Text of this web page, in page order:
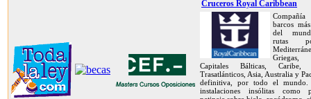
Cruceros Royal Caribbean
barcos
del
rutas
Griegas,
Capitales Bálticas, Caribe,
Trasatlánticos, Asia, Australia y
definitiva, por todo el mundo.
instalaciones insólitas como